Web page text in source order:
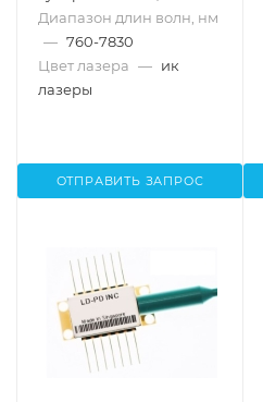
Диапазон длин волн, нм
— 760-7830
Цвет лазера — ик
лазеры
ОТПРАВИТЬ ЗАПРОС